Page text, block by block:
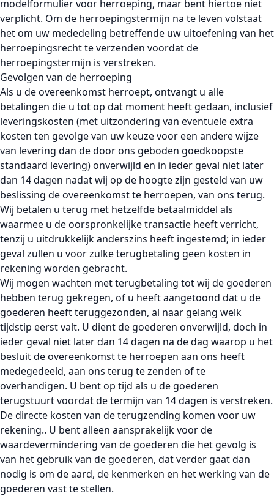
modelformulier voor herroeping, maar bent hiertoe niet
verplicht. Om de herroepingstermijn na te leven volstaat
het om uw mededeling betreffende uw uitoefening van het
herroepingsrecht te verzenden voordat de
herroepingstermijn is verstreken.
Gevolgen van de herroeping
Als u de overeenkomst herroept, ontvangt u alle
betalingen die u tot op dat moment heeft gedaan, inclusief
leveringskosten (met uitzondering van eventuele extra
kosten ten gevolge van uw keuze voor een andere wijze
van levering dan de door ons geboden goedkoopste
standaard levering) onverwijld en in ieder geval niet later
dan 14 dagen nadat wij op de hoogte zijn gesteld van uw
beslissing de overeenkomst te herroepen, van ons terug.
Wij betalen u terug met hetzelfde betaalmiddel als
waarmee u de oorspronkelijke transactie heeft verricht,
tenzij u uitdrukkelijk anderszins heeft ingestemd; in ieder
geval zullen u voor zulke terugbetaling geen kosten in
rekening worden gebracht.
Wij mogen wachten met terugbetaling tot wij de goederen
hebben terug gekregen, of u heeft aangetoond dat u de
goederen heeft teruggezonden, al naar gelang welk
tijdstip eerst valt. U dient de goederen onverwijld, doch in
ieder geval niet later dan 14 dagen na de dag waarop u het
besluit de overeenkomst te herroepen aan ons heeft
medegedeeld, aan ons terug te zenden of te
overhandigen. U bent op tijd als u de goederen
terugstuurt voordat de termijn van 14 dagen is verstreken.
De directe kosten van de terugzending komen voor uw
rekening.. U bent alleen aansprakelijk voor de
waardevermindering van de goederen die het gevolg is
van het gebruik van de goederen, dat verder gaat dan
nodig is om de aard, de kenmerken en het werking van de
goederen vast te stellen.